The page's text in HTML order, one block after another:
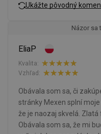
Ukážte pôvodný
Názor sa
EliaP
Kvalita:
Vzhľad:
Obávala som sa, či
stránky Mexen splní
že je naozaj skvelá.
Obávala som sa, že mi